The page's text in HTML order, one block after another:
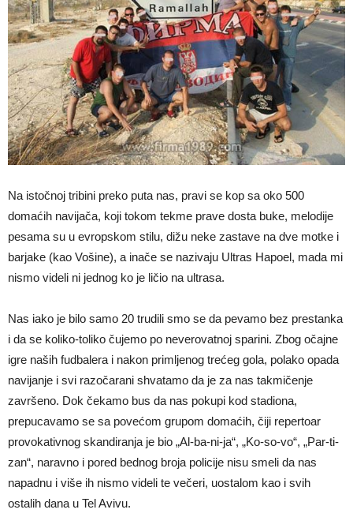
Na istočnoj tribini preko puta nas, pravi se kop sa oko 500
domaćih navijača, koji tokom tekme prave dosta buke, melodije
pesama su u evropskom stilu, dižu neke zastave na dve motke i
barjake (kao Vošine), a inače se nazivaju Ultras Hapoel, mada mi
nismo videli ni jednog ko je ličio na ultrasa.
Nas iako je bilo samo 20 trudili smo se da pevamo bez prestanka
i da se koliko-toliko čujemo po neverovatnoj sparini. Zbog očajne
igre naših fudbalera i nakon primljenog trećeg gola, polako opada
navijanje i svi razočarani shvatamo da je za nas takmičenje
završeno. Dok čekamo bus da nas pokupi kod stadiona,
prepucavamo se sa povećom grupom domaćih, čiji repertoar
provokativnog skandiranja je bio „Al-ba-ni-ja“, „Ko-so-vo“, „Par-ti-
zan“, naravno i pored bednog broja policije nisu smeli da nas
napadnu i više ih nismo videli te večeri, uostalom kao i svih
ostalih dana u Tel Avivu.